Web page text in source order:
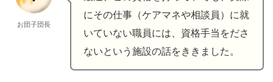
お団子団長
にその仕事（ケアマネや相談員）に就
いていない職員には、資格手当をださ
ないという施設の話をききました。